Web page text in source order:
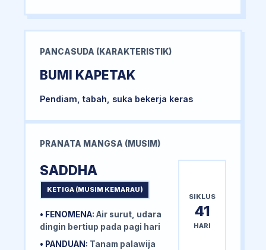
PANCASUDA (KARAKTERISTIK)
BUMI KAPETAK
Pendiam, tabah, suka bekerja keras
PRANATA MANGSA (MUSIM)
SADDHA
KETIGA (MUSIM KEMARAU)
• FENOMENA: Air surut, udara
dingin bertiup pada pagi hari
• PANDUAN: Tanam palawija
SIKLUS
41
HARI